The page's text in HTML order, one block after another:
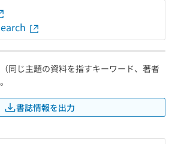
同じ主題の資料を指すキーワード、著者
書誌情報を出力